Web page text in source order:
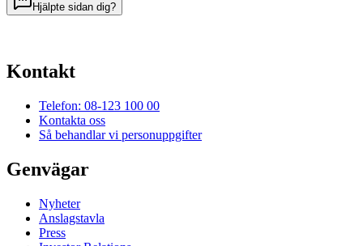
Hjälpte sidan dig?
Kontakt
Telefon: 08-123 100 00
Kontakta oss
Så behandlar vi personuppgifter
Genvägar
Nyheter
Anslagstavla
Press